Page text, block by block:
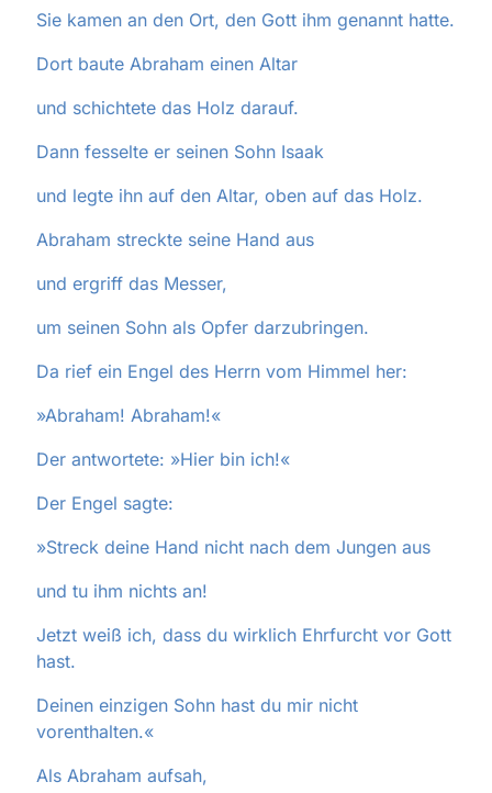
Sie kamen an den Ort, den Gott ihm genannt hatte.
Dort baute Abraham einen Altar
und schichtete das Holz darauf.
Dann fesselte er seinen Sohn Isaak
und legte ihn auf den Altar, oben auf das Holz.
Abraham streckte seine Hand aus
und ergriff das Messer,
um seinen Sohn als Opfer darzubringen.
Da rief ein Engel des Herrn vom Himmel her:
»Abraham! Abraham!«
Der antwortete: »Hier bin ich!«
Der Engel sagte:
»Streck deine Hand nicht nach dem Jungen aus
und tu ihm nichts an!
Jetzt weiß ich, dass du wirklich Ehrfurcht vor Gott
hast.
Deinen einzigen Sohn hast du mir nicht
vorenthalten.«
Als Abraham aufsah,